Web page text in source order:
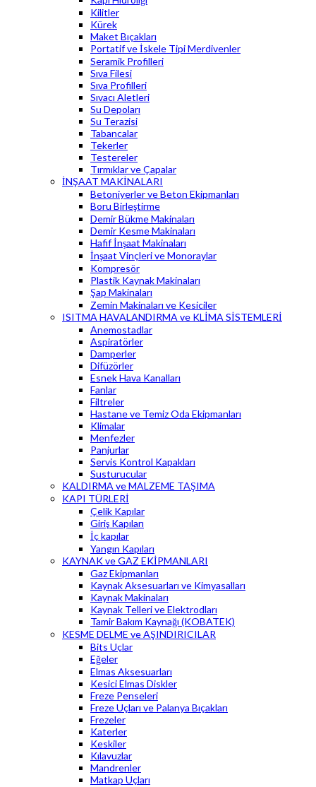
Kilitler
Kürek
Maket Bıçakları
Portatif ve İskele Tipi Merdivenler
Seramik Profilleri
Sıva Filesi
Sıva Profilleri
Sıvacı Aletleri
Su Depoları
Su Terazisi
Tabancalar
Tekerler
Testereler
Tırmıklar ve Çapalar
İNŞAAT MAKİNALARI
Betoniyerler ve Beton Ekipmanları
Boru Birleştirme
Demir Bükme Makinaları
Demir Kesme Makinaları
Hafif İnşaat Makinaları
İnşaat Vinçleri ve Monoraylar
Kompresör
Plastik Kaynak Makinaları
Şap Makinaları
Zemin Makinaları ve Kesiciler
ISITMA HAVALANDIRMA ve KLİMA SİSTEMLERİ
Anemostadlar
Aspiratörler
Damperler
Difüzörler
Esnek Hava Kanalları
Fanlar
Filtreler
Hastane ve Temiz Oda Ekipmanları
Klimalar
Menfezler
Panjurlar
Servis Kontrol Kapakları
Susturucular
KALDIRMA ve MALZEME TAŞIMA
KAPI TÜRLERİ
Çelik Kapılar
Giriş Kapıları
İç kapılar
Yangın Kapıları
KAYNAK ve GAZ EKİPMANLARI
Gaz Ekipmanları
Kaynak Aksesuarları ve Kimyasalları
Kaynak Makinaları
Kaynak Telleri ve Elektrodları
Tamir Bakım Kaynağı (KOBATEK)
KESME DELME ve AŞINDIRICILAR
Bits Uçlar
Eğeler
Elmas Aksesuarları
Kesici Elmas Diskler
Freze Penseleri
Freze Uçları ve Palanya Bıçakları
Frezeler
Katerler
Keskiler
Kılavuzlar
Mandrenler
Matkap Uçları